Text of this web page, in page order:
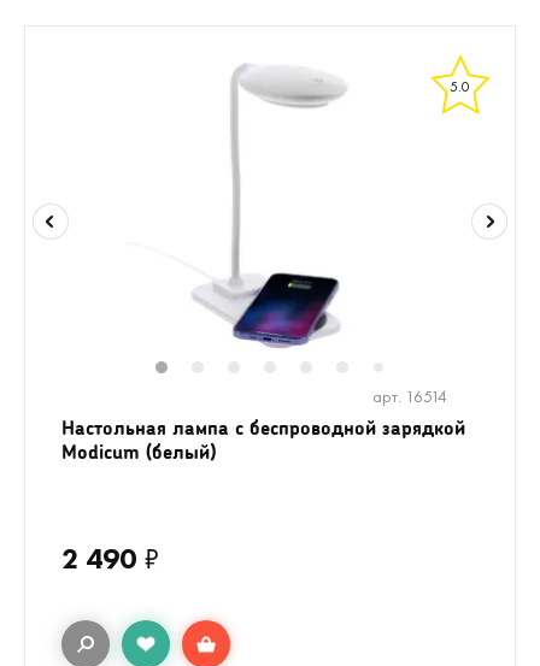
5.0
арт. 16514
Настольная лампа с беспроводной зарядкой
Modicum (белый)
2 490 ₽